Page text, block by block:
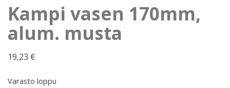
Kampi vasen 170mm,
alum. musta
19,23 €
Varasto loppu